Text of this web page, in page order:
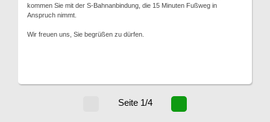
kommen Sie mit der S-Bahnanbindung, die 15 Minuten Fußweg in
Anspruch nimmt.
Wir freuen uns, Sie begrüßen zu dürfen.
Seite 1/4